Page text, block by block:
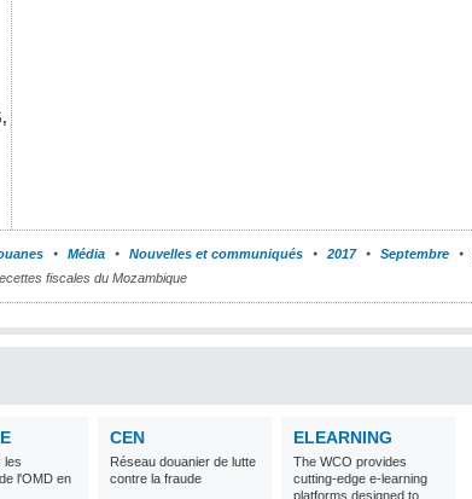
Média Nouvelles et communiqués 2017 Septembre
fiscales du Mozambique
les
l'OMD en
CEN
Réseau douanier de lutte
contre la fraude
ELEARNING
The WCO provides
cutting-edge e-learning
platforms designed to